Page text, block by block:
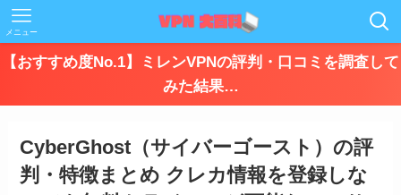
メニュー
【おすすめ度No.1】ミレンVPNの評判・口コミを調査して
みた結果…
CyberGhost（サイバーゴースト）の評
判・特徴まとめ クレカ情報を登録しな